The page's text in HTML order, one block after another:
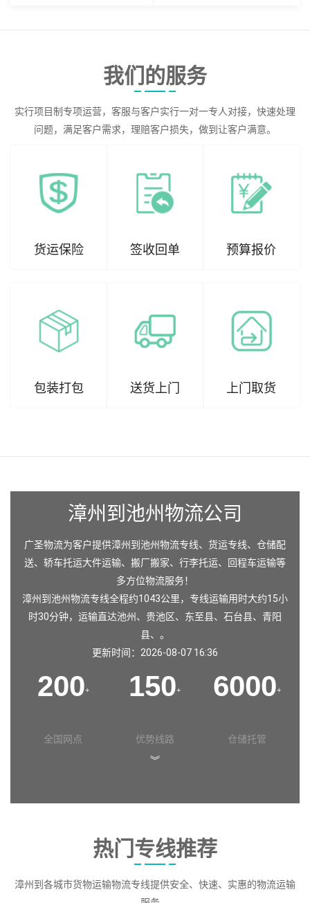
我们的服务
实行项目制专项运营，客服与客户实行一对一专人对接，快速处理
问题，满足客户需求，理赔客户损失，做到让客户满意。
货运保险 签收回单 预算报价
包装打包 送货上门 上门取货
漳州到池州物流公司
广圣物流为客户提供漳州到池州物流专线、货运专线、仓储配
送、轿车托运大件运输、搬厂搬家、行李托运、回程车运输等
多方位物流服务！
漳州到池州物流专线全程约1043公里，专线运输用时大约15小
时30分钟，运输直达池州 、 贵池区、 东至县、 石台县、 青阳
县、。
更新时间：2026-08-07 16:36
200+
全国网点
150+
优势线路
6000+
仓储托管
︾
热门专线推荐
漳州到各城市货物运输物流专线提供安全、快速、实惠的物流运输